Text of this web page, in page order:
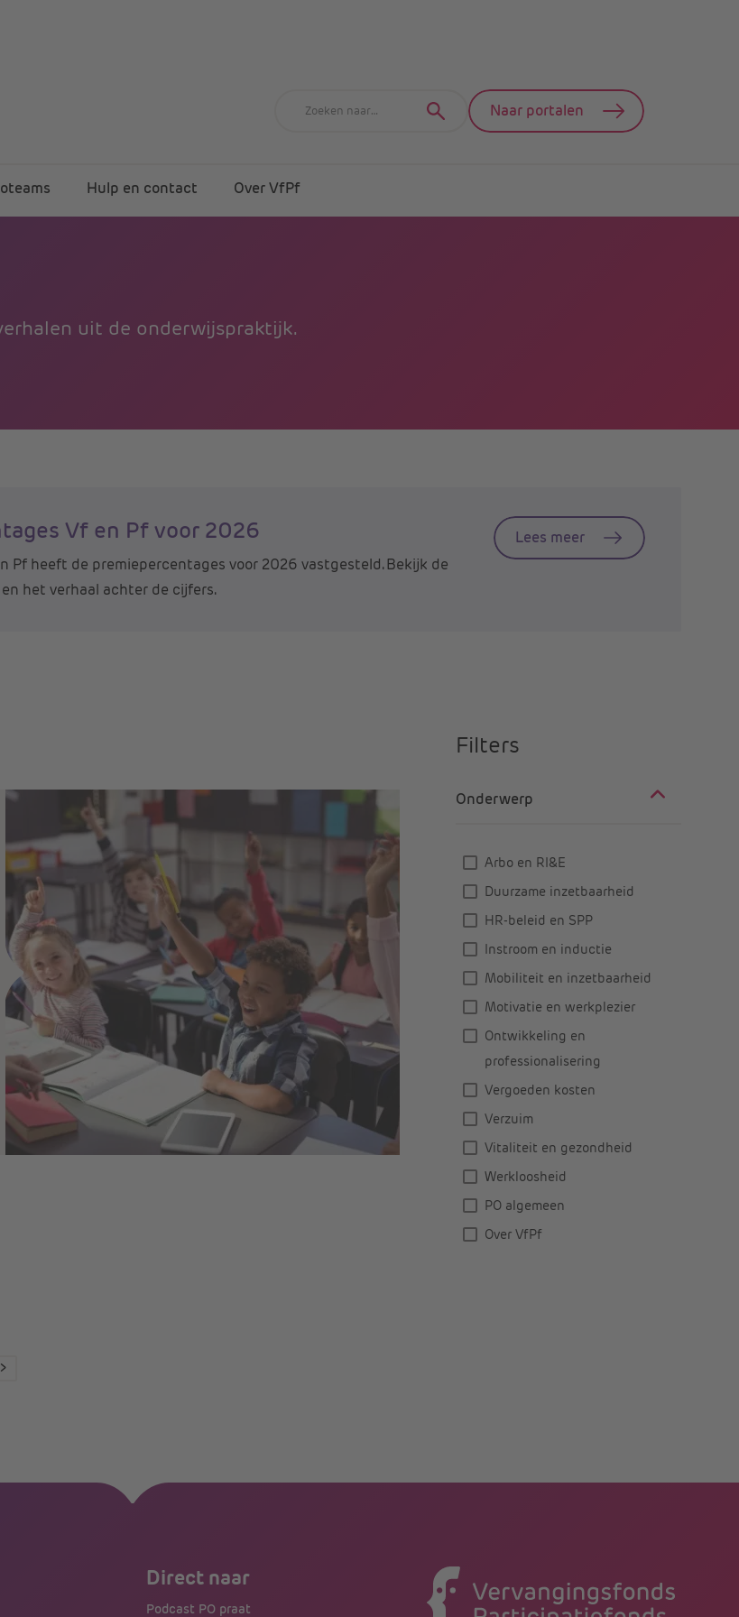
Hulp en contact Over VfPf
Naar portalen
uit de onderwijspraktijk.
Vf en Pf voor 2026
Pf heeft de premiepercentages voor 2026 vastgesteld. Bekijk de
het verhaal achter de cijfers.
Lees meer
Filters
Onderwerp
Arbo en RI&E
Duurzame inzetbaarheid
HR-beleid en SPP
Instroom en inductie
Mobiliteit en inzetbaarheid
Motivatie en werkplezier
Ontwikkeling en
professionalisering
Vergoeden kosten
Verzuim
Vitaliteit en gezondheid
Werkloosheid
PO algemeen
Over VfPf
Direct naar
Podcast PO praat